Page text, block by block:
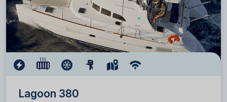
Lagoon 380